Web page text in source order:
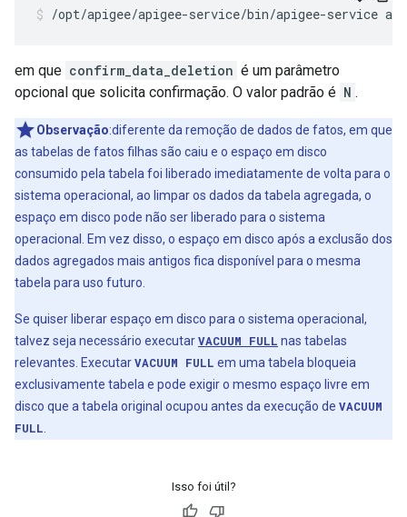
/opt/apigee/apigee-service/bin/apigee-service
em que confirm_data_deletion é um parâmetro
opcional que solicita confirmação. O valor padrão é N .
Observação:diferente da remoção de dados de fatos, em que
as tabelas de fatos filhas são caiu e o espaço em disco
consumido pela tabela foi liberado imediatamente de volta para o
sistema operacional, ao limpar os dados da tabela agregada, o
espaço em disco pode não ser liberado para o sistema
operacional. Em vez disso, o espaço em disco após a exclusão dos
dados agregados mais antigos fica disponível para o mesma
tabela para uso futuro.
Se quiser liberar espaço em disco para o sistema operacional,
talvez seja necessário executarVACUUM FULL nas tabelas
relevantes. ExecutarVACUUM FULL em uma tabela bloqueia
exclusivamente tabela e pode exigir o mesmo espaço livre em
disco que a tabela original ocupou antes da execução de VACUUM
FULL
Isso foi útil?